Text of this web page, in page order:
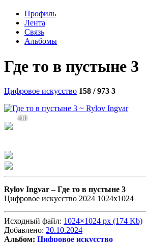
Профиль
Лента
Связь
Альбомы
Где то в пустыне 3
Цифровое искусство 158 / 973 3
418
Rylov Ingvar –Где то в пустыне 3
Цифровое искусство 2024 1024х1024
Исходный файл: 1024×1024 px (174 Kb)
Добавлено: 20.10.2024
Альбом: Цифровое искусство